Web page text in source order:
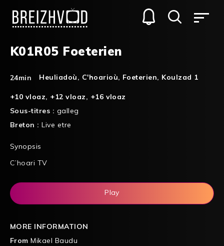
K01R05 Foeterien
24min Heuliadoù, C'hoarioù, Foeterien, Koulzad 1
+10 vloaz, +12 vloaz, +16 vloaz
Sous-titres : galleg
Breton :Live etre
Synopsis
C’hoari TV
Play
MORE INFORMATION
From Mikael Baudu